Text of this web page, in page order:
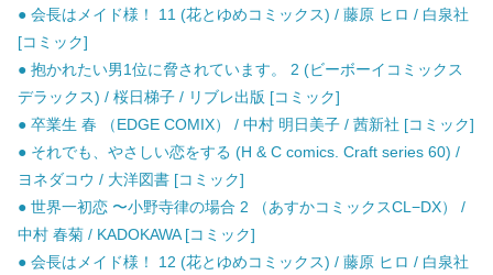
● 会長はメイド様！ 11 (花とゆめコミックス) / 藤原 ヒロ / 白泉社
[コミック]
● 抱かれたい男1位に脅されています。 2 (ビーボーイコミックス
デラックス) / 桜日梯子 / リブレ出版 [コミック]
● 卒業生 春 （EDGE COMIX） / 中村 明日美子 / 茜新社 [コミック]
● それでも、やさしい恋をする (H & C comics. Craft series 60) /
ヨネダコウ / 大洋図書 [コミック]
● 世界一初恋 〜小野寺律の場合 2 （あすかコミックスCL−DX） /
中村 春菊 / KADOKAWA [コミック]
● 会長はメイド様！ 12 (花とゆめコミックス) / 藤原 ヒロ / 白泉社